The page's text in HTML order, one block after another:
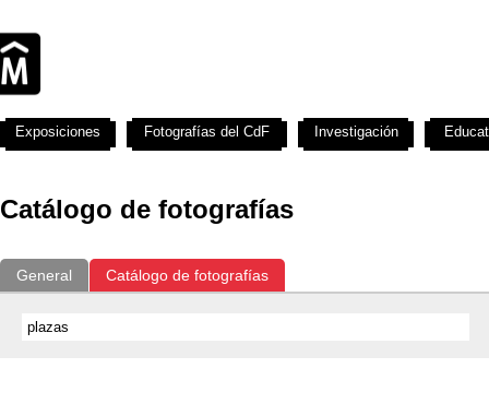
Catálogo de fotografías
General Catálogo de fotografías
Exposiciones Fotografías del CdF Investigación